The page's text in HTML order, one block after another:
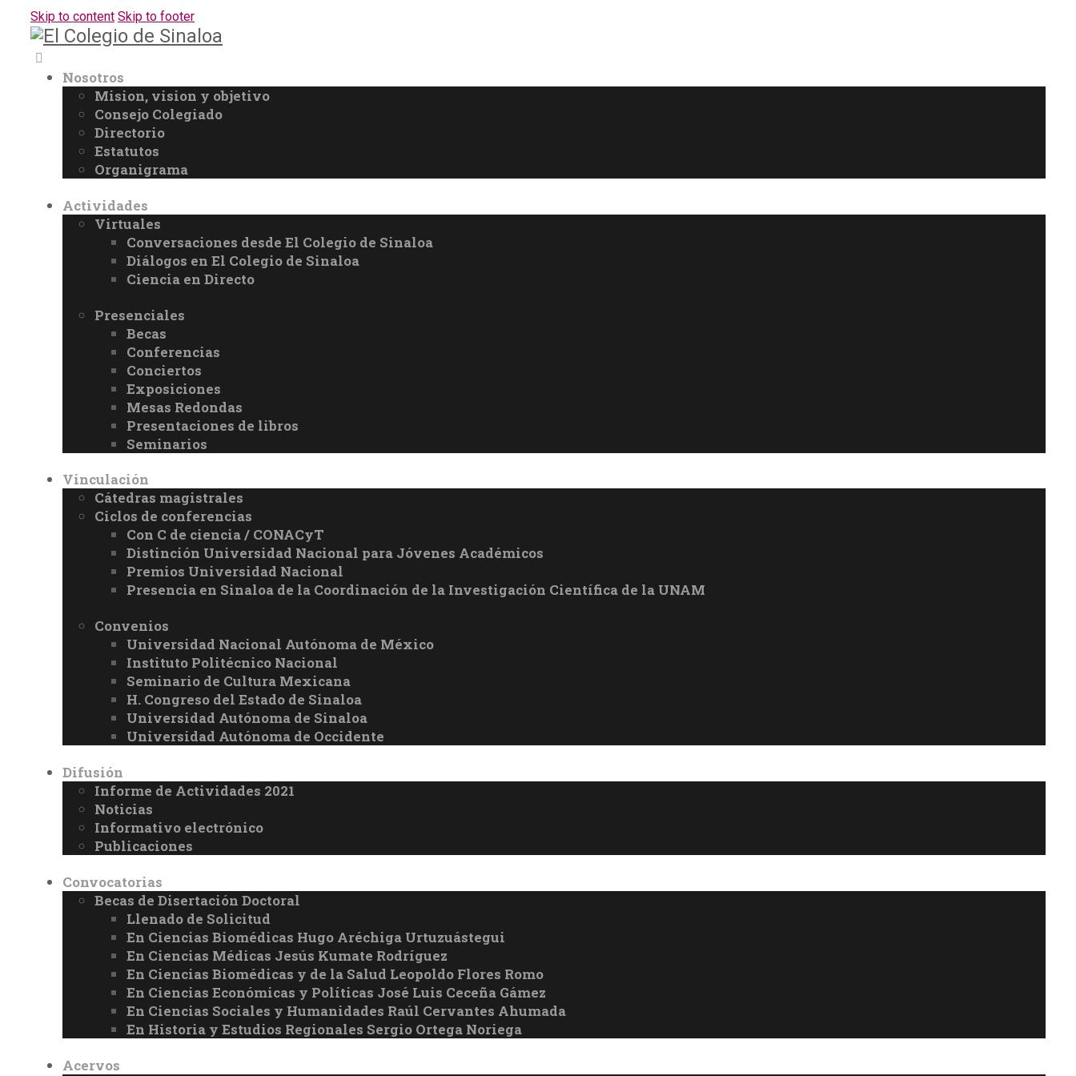
Skip to content Skip to footer
Nosotros
Mision, vision y objetivo
Consejo Colegiado
Directorio
Estatutos
Organigrama
Actividades
Virtuales
Conversaciones desde El Colegio de Sinaloa
Diálogos en El Colegio de Sinaloa
Ciencia en Directo
Presenciales
Becas
Conferencias
Conciertos
Exposiciones
Mesas Redondas
Presentaciones de libros
Seminarios
Vinculación
Cátedras magistrales
Ciclos de conferencias
Con C de ciencia / CONACyT
Distinción Universidad Nacional para Jóvenes Académicos
Premios Universidad Nacional
Presencia en Sinaloa de la Coordinación de la Investigación Científica de la UNAM
Convenios
Universidad Nacional Autónoma de México
Instituto Politécnico Nacional
Seminario de Cultura Mexicana
H. Congreso del Estado de Sinaloa
Universidad Autónoma de Sinaloa
Universidad Autónoma de Occidente
Difusión
Informe de Actividades 2021
Noticias
Informativo electrónico
Publicaciones
Convocatorias
Becas de Disertación Doctoral
Llenado de Solicitud
En Ciencias Biomédicas Hugo Aréchiga Urtuzuástegui
En Ciencias Médicas Jesús Kumate Rodríguez
En Ciencias Biomédicas y de la Salud Leopoldo Flores Romo
En Ciencias Económicas y Políticas José Luis Ceceña Gámez
En Ciencias Sociales y Humanidades Raúl Cervantes Ahumada
En Historia y Estudios Regionales Sergio Ortega Noriega
Acervos